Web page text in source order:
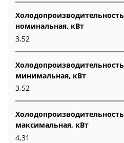
Холодопроизводительность
номинальная, кВт
3,52
Холодопроизводительность
минимальная, кВт
3,52
Холодопроизводительность
максимальная, кВт
4,31